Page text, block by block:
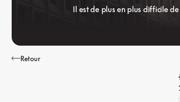
Il est de plus en plus difficile
Retour